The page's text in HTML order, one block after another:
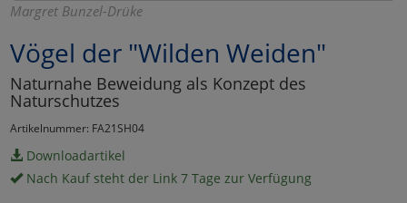
Margret Bunzel-Drüke
Vögel der "Wilden Weiden"
Naturnahe Beweidung als Konzept des
Naturschutzes
Artikelnummer: FA21SH04
Downloadartikel
Nach Kauf steht der Link 7 Tage zur Verfügung
Umfragetools
Einstellungen speichern